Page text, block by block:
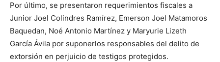
Por último, se presentaron requerimientos fiscales a
Junior Joel Colindres Ramírez, Emerson Joel Matamoros
Baquedan, Noé Antonio Martínez y Maryurie Lizeth
García Ávila por suponerlos responsables del delito de
extorsión en perjuicio de testigos protegidos.